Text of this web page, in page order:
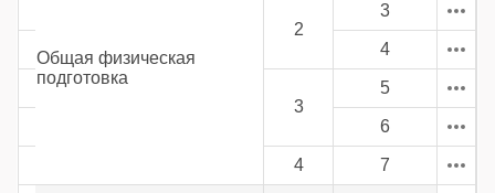
Общая физическая
подготовка
2
3
4
3
5
6
4 7